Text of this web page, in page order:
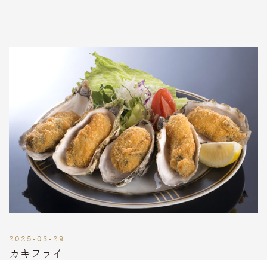
2025-03-29
カキフライ